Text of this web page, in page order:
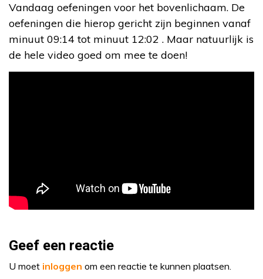
Vandaag oefeningen voor het bovenlichaam. De
oefeningen die hierop gericht zijn beginnen vanaf
minuut 09:14 tot minuut 12:02 . Maar natuurlijk is
de hele video goed om mee te doen!
Geef een reactie
U moet inloggen om een reactie te kunnen plaatsen.